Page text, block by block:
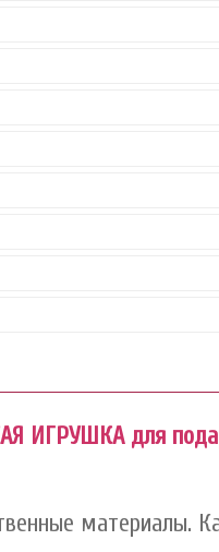
ИГРУШКА для
материалы.